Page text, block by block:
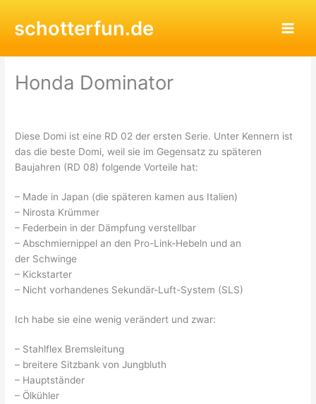
Inhalt
springen
schotterfun.de
Honda Dominator
Diese Domi ist eine RD 02 der ersten Serie. Unter Kennern ist
das die beste Domi, weil sie im Gegensatz zu späteren
Baujahren (RD 08) folgende Vorteile hat:
– Made in Japan (die späteren kamen aus Italien)
– Nirosta Krümmer
– Federbein in der Dämpfung verstellbar
– Abschmiernippel an den Pro-Link-Hebeln und an
der Schwinge
– Kickstarter
– Nicht vorhandenes Sekundär-Luft-System (SLS)
Ich habe sie eine wenig verändert und zwar:
– Stahlflex Bremsleitung
– breitere Sitzbank von Jungbluth
– Hauptständer
– Ölkühler